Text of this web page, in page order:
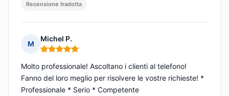
Recensione tradotta
M
Michel P.
Nota: 5 su 5
Molto professionale! Ascoltano i clienti al telefono!
Fanno del loro meglio per risolvere le vostre richieste! *
Professionale * Serio * Competente